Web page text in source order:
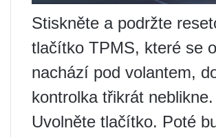
Stiskněte a podržte
tlačítko TPMS, které se
nachází pod volantem,
kontrolka třikrát neblikne.
Uvolněte tlačítko. Poté